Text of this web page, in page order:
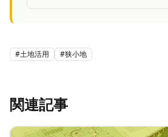
#土地活用 #狭小地
関連記事